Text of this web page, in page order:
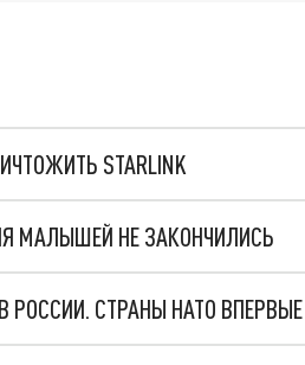
STARLINK
МАЛЫШЕЙ НЕ ЗАКОНЧИЛИСЬ